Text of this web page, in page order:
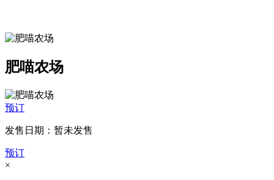
肥喵农场
预订
发售日期：暂未发售
预订
×